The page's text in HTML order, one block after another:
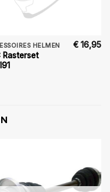
HELMEN
Rasterset
€ 16,95